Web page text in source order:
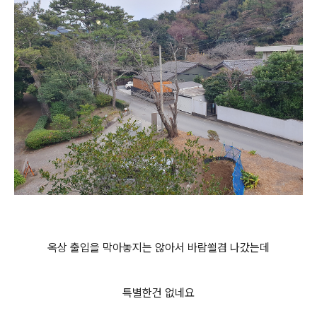
옥상 출입을 막아놓지는 않아서 바람쐴겸 나갔는데
특별한건 없네요